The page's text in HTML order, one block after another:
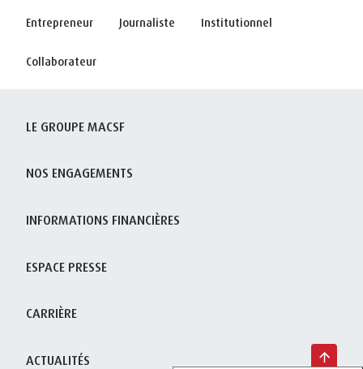
Entrepreneur Journaliste Institutionnel
Collaborateur
LE GROUPE MACSF
NOS ENGAGEMENTS
INFORMATIONS FINANCIÈRES
ESPACE PRESSE
CARRIÈRE
ACTUALITÉS